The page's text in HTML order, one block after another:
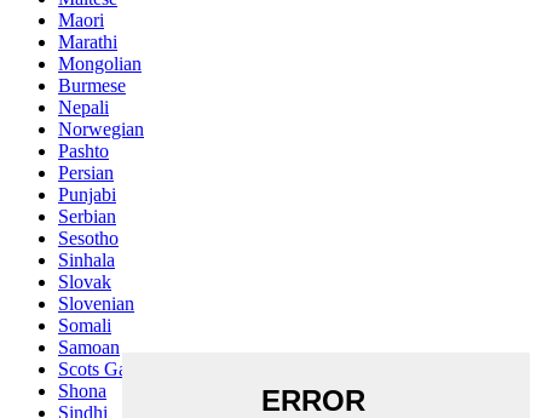
Maori
Marathi
Mongolian
Burmese
Nepali
Norwegian
Pashto
Persian
Punjabi
Serbian
Sesotho
Sinhala
Slovak
Slovenian
Somali
Samoan
Scots Gaelic
Shona
Sindhi